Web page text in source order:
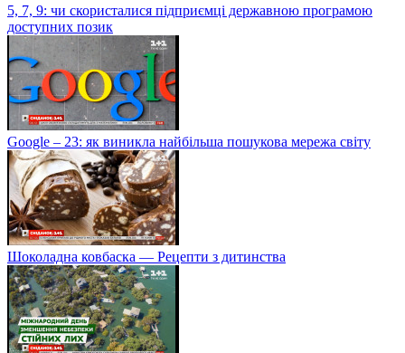
5, 7, 9: чи скористалися підприємці державною програмою
доступних позик
Google – 23: як виникла найбільша пошукова мережа світу
Шоколадна ковбаска — Рецепти з дитинства